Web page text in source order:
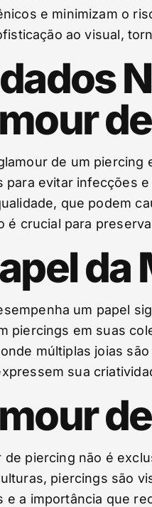
e minimizam o
ao visual,
de um piercing
para evitar infecções
que podem
é crucial para
um papel
piercings em suas
múltiplas joias
sua
de piercing não é
piercings são
e a importância que